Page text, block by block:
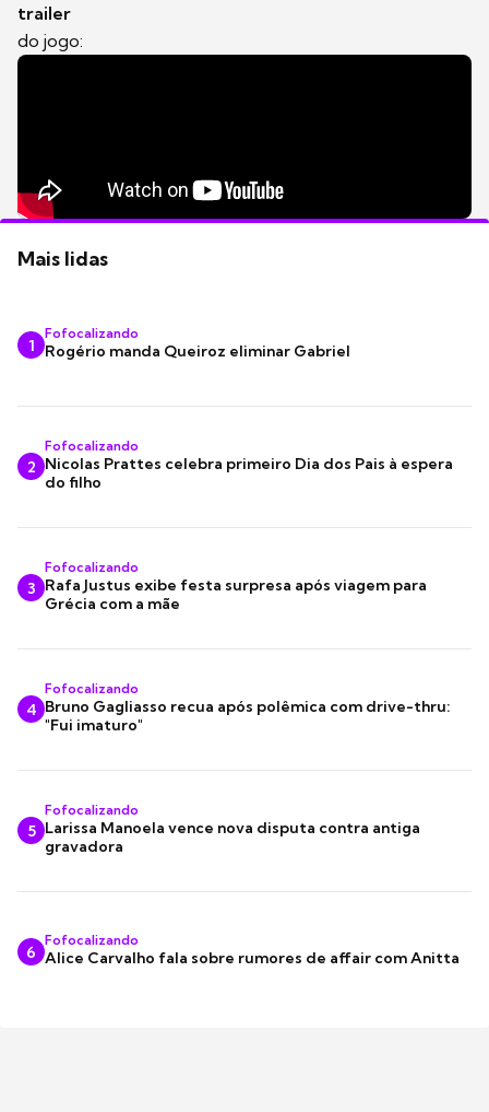
trailer
do jogo:
Mais lidas
1
Fofocalizando
Rogério manda Queiroz eliminar Gabriel
2
Fofocalizando
Nicolas Prattes celebra primeiro Dia dos Pais à espera
do filho
3
Fofocalizando
Rafa Justus exibe festa surpresa após viagem para
Grécia com a mãe
4
Fofocalizando
Bruno Gagliasso recua após polêmica com drive-thru:
"Fui imaturo"
5
Fofocalizando
Larissa Manoela vence nova disputa contra antiga
gravadora
6
Fofocalizando
Alice Carvalho fala sobre rumores de affair com Anitta